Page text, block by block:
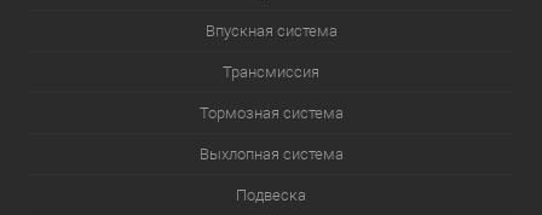
Впускная система
Трансмиссия
Тормозная система
Выхлопная система
Подвеска